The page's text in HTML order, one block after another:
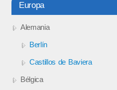
Europa
Alemania
Berlín
Castillos de Baviera
Bélgica